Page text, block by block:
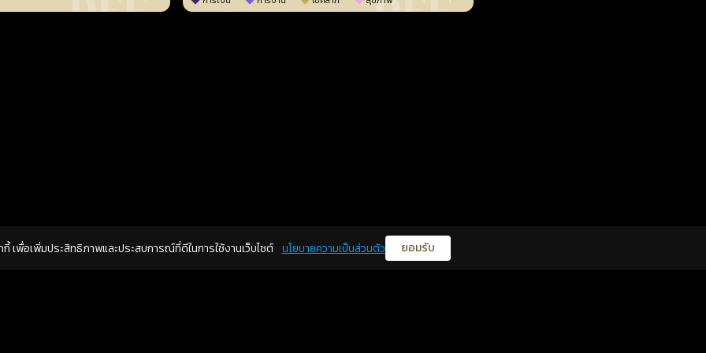
กี้ เพื่อเพิ่มประสิทธิภาพและประสบการณ์ที่ดีในการใช้งานเว็บไซต์ นโยบายความเป็นส่วนตัว ยอมรับ